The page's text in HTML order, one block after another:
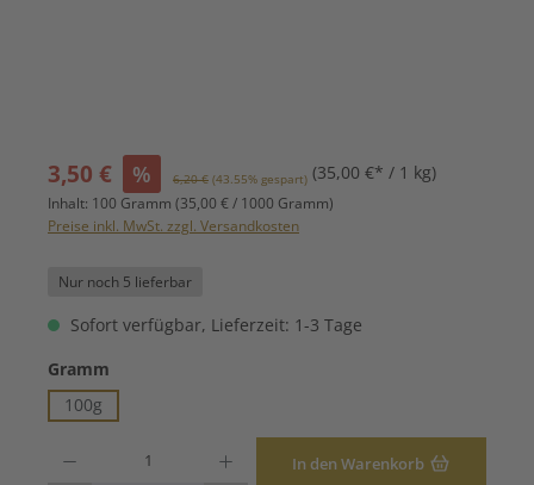
Verkaufspreis:
3,50 € % Regulärer Preis:
6,20 € (43.55% gespart) (35,00 €* / 1 kg)
Inhalt: 100 Gramm (35,00 € / 1000 Gramm)
Preise inkl. MwSt. zzgl. Versandkosten
Nur noch 5 lieferbar
Sofort verfügbar, Lieferzeit: 1-3 Tage
Gramm
100g
In den Warenkorb